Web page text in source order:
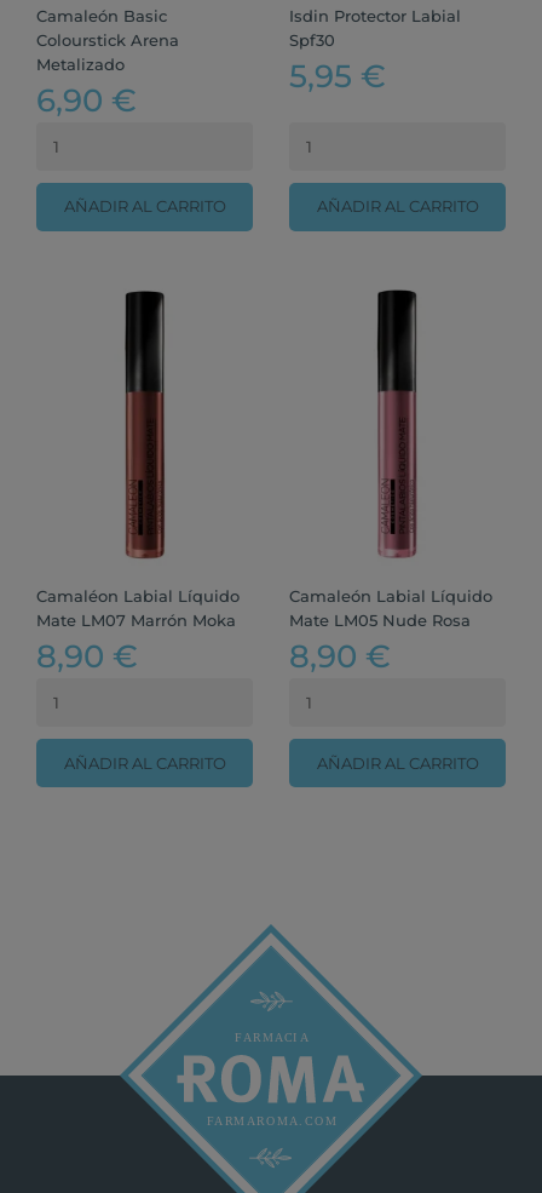
Camaleón Basic
Colourstick Arena
Metalizado
6,90 €
AÑADIR AL CARRITO
Isdin Protector Labial
Spf30
5,95 €
AÑADIR AL CARRITO
Camaléon Labial Líquido
Mate LM07 Marrón Moka
8,90 €
AÑADIR AL CARRITO
Camaleón Labial Líquido
Mate LM05 Nude Rosa
8,90 €
AÑADIR AL CARRITO